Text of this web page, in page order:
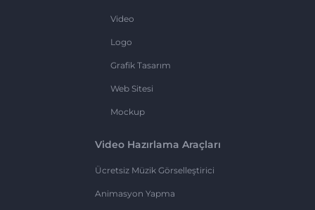
Video
Logo
Grafik Tasarım
Web Sitesi
Mockup
Video Hazırlama Araçları
Ücretsiz Müzik Görselleştirici
Animasyon Yapma